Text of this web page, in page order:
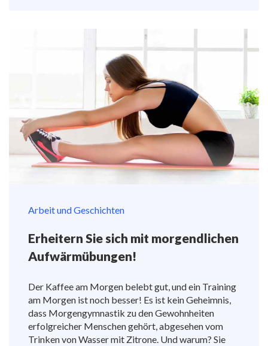
Arbeit und Geschichten
Erheitern Sie sich mit morgendlichen
Aufwärmübungen!
Der Kaffee am Morgen belebt gut, und ein Training
am Morgen ist noch besser! Es ist kein Geheimnis,
dass Morgengymnastik zu den Gewohnheiten
erfolgreicher Menschen gehört, abgesehen vom
Trinken von Wasser mit Zitrone. Und warum? Sie